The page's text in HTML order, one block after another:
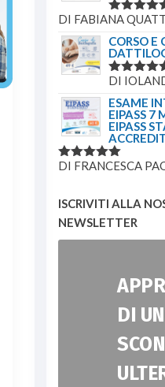
DI FABIANA
CORSO E
DI
ESAME
EIPASS 7
EIPASS
VALUTATO
DI FRANCESCA
ISCRIVITI ALLA
NEWSLETTER
DI